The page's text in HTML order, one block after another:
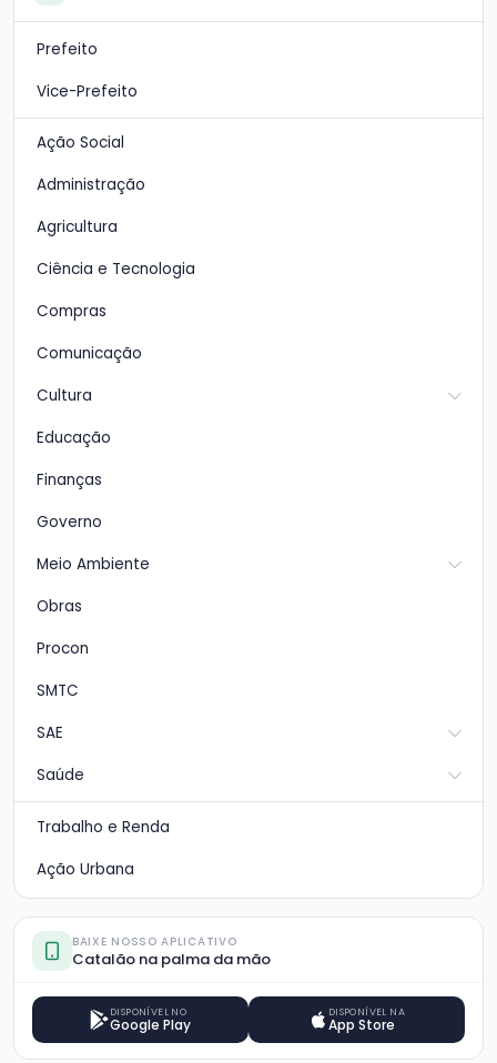
Prefeito
Vice-Prefeito
Ação Social
Administração
Agricultura
Ciência e Tecnologia
Compras
Comunicação
Cultura
Educação
Finanças
Governo
Meio Ambiente
Obras
Procon
SMTC
SAE
Saúde
Trabalho e Renda
Ação Urbana
BAIXE NOSSO APLICATIVO
Catalão na palma da mão
DISPONÍVEL NO
Google Play
DISPONÍVEL NA
App Store